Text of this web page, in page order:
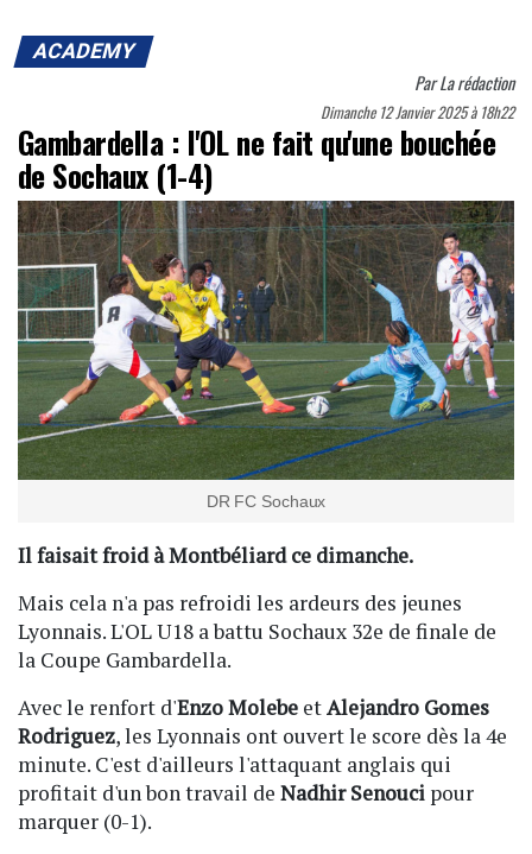
ACADEMY
ParLa rédaction
Dimanche 12 Janvier 2025 à 18h22
Gambardella : l'OL ne fait qu'une bouchée
de Sochaux (1-4)
DR FC Sochaux
Il faisait froid à Montbéliard ce dimanche.
Mais cela n'a pas refroidi les ardeurs des jeunes
Lyonnais. L'OL U18 a battu Sochaux 32e de finale de
la Coupe Gambardella.
Avec le renfort d'Enzo Molebe etAlejandro Gomes
Rodriguez, les Lyonnais ont ouvert le score dès la 4e
minute. C'est d'ailleurs l'attaquant anglais qui
profitait d'un bon travail de Nadhir Senouci pour
marquer (0-1).